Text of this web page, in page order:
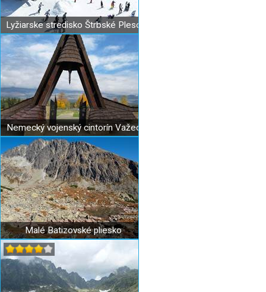
Lyžiarske stredisko Štrbské Pleso
Nemecký vojenský cintorín Važec
Malé Batizovské pliesko